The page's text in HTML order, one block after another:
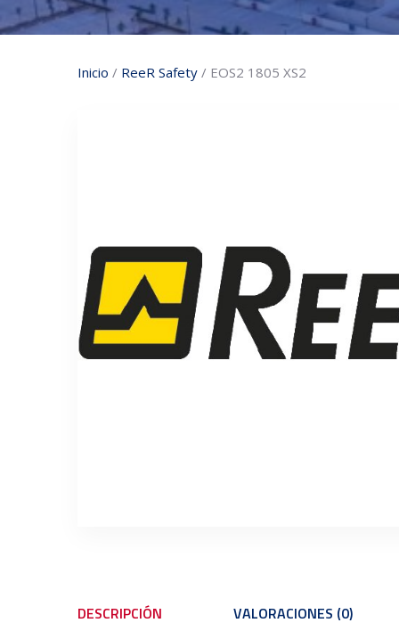
Inicio / ReeR Safety / EOS2 1805 XS2
DESCRIPCIÓN VALORACIONES (0)